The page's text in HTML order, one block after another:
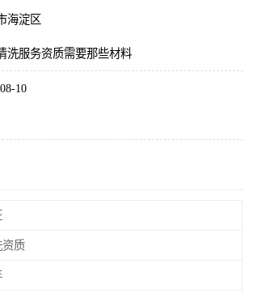
海淀区
洗服务资质需要那些材料
10
资质